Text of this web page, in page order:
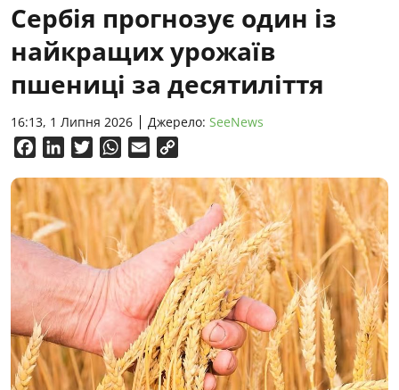
Сербія прогнозує один із
найкращих урожаїв
пшениці за десятиліття
16:13, 1 Липня 2026 Джерело: SeeNews
FacebookLinkedInTwitterWhatsApp
Email